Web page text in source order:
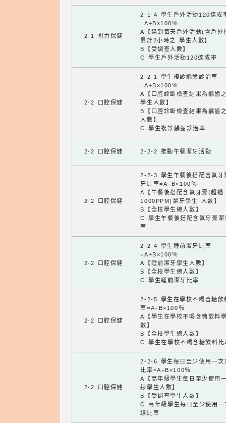
2-1 視力保健
2-1-4 學生戶外活動120達成
=A÷B×100％
A【達到每天戶外活動(含戶外
累計2小時之 學生人數】
B【受調查人數】
C 學生戶外活動120達成率
2-2 口腔保健
2-2-1 學生複診齲齒診治率
=A÷B×100％
A【口腔診斷檢查結果為齲齒
學生人數】
B【口腔診斷檢查結果為齲齒
人數】
C 學生複診齲齒診治率
2-2 口腔保健 2-2-2 推動午餐潔牙活動
2-2 口腔保健
2-2-3 學生午餐後搭配含氟牙
牙比率=A÷B×100％
A【午餐後搭配含氟牙膏(超過
1000PPM)潔牙學生 人數】
B【全校學生總人數】
C 學生午餐後搭配含氟牙膏潔
率
2-2 口腔保健
2-2-4 學生睡前潔牙比率
=A÷B×100％
A【睡前潔牙學生人數】
B【全校學生總人數】
C 學生睡前潔牙比率
2-2 口腔保健
2-2-5 學生在學校不喝含糖飲
率=A÷B×100％
A【學生在學校不喝含糖飲料
數】
B【全校學生總人數】
C 學生在學校不喝含糖飲料比
2-2 口腔保健
2-2-6 學生每日至少使用一次
比率=A÷B×100％
A【高年級學生每日至少使用
線學生人數】
B【受調查學生人數】
C 高年級學生每日至少使用一
線比率